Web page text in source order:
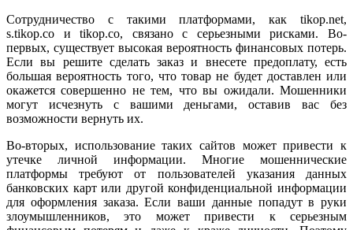
Сотрудничество с такими платформами, как tikop.net,
s.tikop.co и tikop.co, связано с серьезными рисками. Во-
первых, существует высокая вероятность финансовых потерь.
Если вы решите сделать заказ и внесете предоплату, есть
большая вероятность того, что товар не будет доставлен или
окажется совершенно не тем, что вы ожидали. Мошенники
могут исчезнуть с вашими деньгами, оставив вас без
возможности вернуть их.
Во-вторых, использование таких сайтов может привести к
утечке личной информации. Многие мошеннические
платформы требуют от пользователей указания данных
банковских карт или другой конфиденциальной информации
для оформления заказа. Если ваши данные попадут в руки
злоумышленников, это может привести к серьезным